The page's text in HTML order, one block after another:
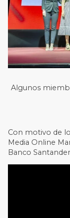
Algunos
Con motivo de
Media Online
Banco